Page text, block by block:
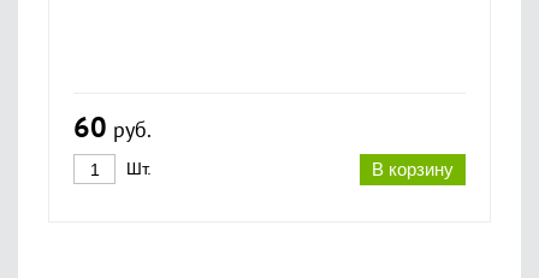
60 руб.
В корзину
Шт.